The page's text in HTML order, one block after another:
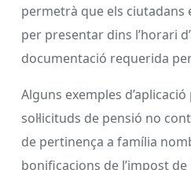
permetrà que els ciutadans
per presentar dins l’horari
documentació requerida
Alguns exemples
sol·licituds de pensió no
de pertinença a família
bonificacions de l’impost